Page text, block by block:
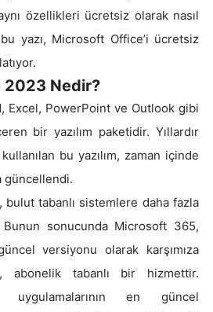
özellikleri ücretsiz olarak nasıl
yazı, Microsoft Office’i ücretsiz
Nedir?
Excel, PowerPoint ve Outlook gibi
bir yazılım paketidir. Yıllardır
bu yazılım, zaman içinde
güncellendi.
bulut tabanlı sistemlere daha fazla
Bunun sonucunda Microsoft 365,
versiyonu olarak karşımıza
abonelik tabanlı bir hizmettir.
uygulamalarının en güncel